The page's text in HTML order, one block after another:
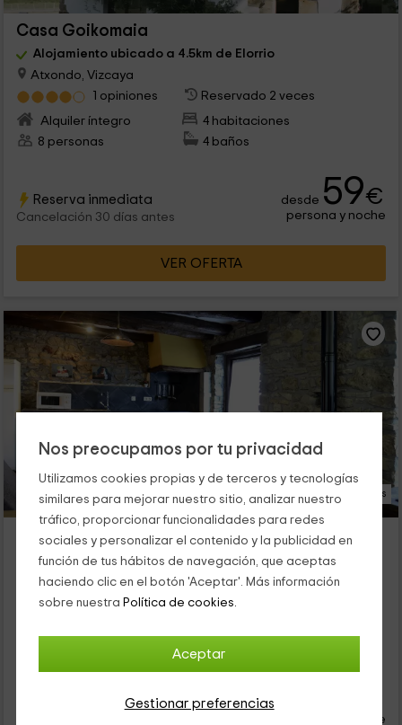
Nos preocupamos por tu privacidad
Utilizamos cookies propias y de terceros y tecnologías
similares para mejorar nuestro sitio, analizar nuestro
tráfico, proporcionar funcionalidades para redes
sociales y personalizar el contenido y la publicidad en
función de tus hábitos de navegación, que aceptas
haciendo clic en el botón 'Aceptar'. Más información
sobre nuestra Política de cookies.
Aceptar
Gestionar preferencias
Casa Goikomaia
Alojamiento ubicado a 4.5km de Elorrio
Atxondo, Vizcaya
1 opiniones
Reservado 2 veces
Alquiler íntegro
4 habitaciones
8 personas
4 baños
Reserva inmediata
Cancelación 30 días antes
desde 59€
persona y noche
VER OFERTA
16 Fotos
Olazabal Azpikoa - Alluitz
Alojamiento ubicado a 4.6km de Elorrio
Atxondo, Vizcaya
1 opiniones
Reservado 7 veces
Reserva inmediata
persona y noche